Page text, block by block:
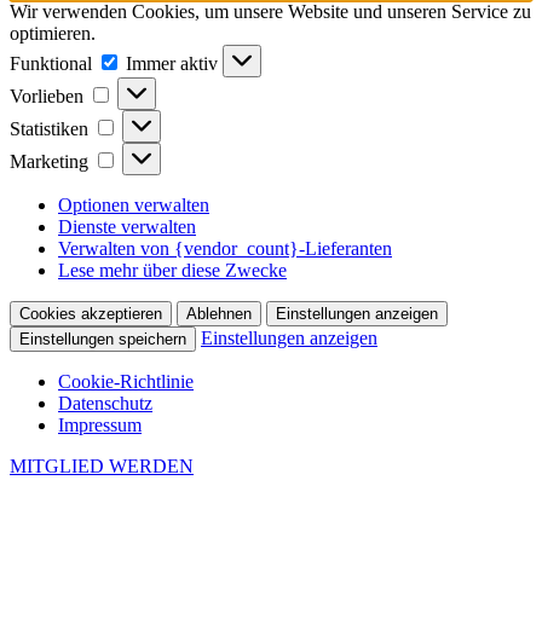
Wir verwenden Cookies, um unsere Website und unseren Service zu
optimieren.
Funktional
Funktional
Immer aktiv
Vorlieben
Vorlieben
Statistiken Statistiken
Marketing Marketing
Optionen verwalten
Dienste verwalten
Verwalten von {vendor_count}-Lieferanten
Lese mehr über diese Zwecke
Cookies akzeptieren Ablehnen
Einstellungen anzeigen
Einstellungen speichern
Einstellungen anzeigen
Cookie-Richtlinie
Datenschutz
Impressum
MITGLIED WERDEN